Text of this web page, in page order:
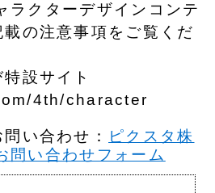
ラクターデザインコンテ
の注意事項をご覧くだ
設サイト
4th/character
い合わせ：
ピクスタ株
い合わせフォーム